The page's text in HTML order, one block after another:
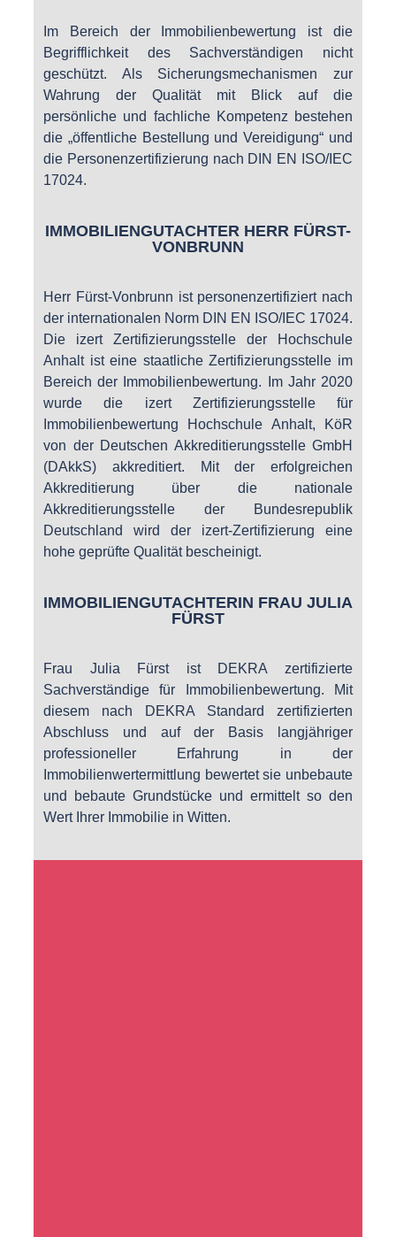
Im Bereich der Immobilienbewertung ist die
Begrifflichkeit des Sachverständigen nicht
geschützt. Als Sicherungsmechanismen zur
Wahrung der Qualität mit Blick auf die
persönliche und fachliche Kompetenz bestehen
die „öffentliche Bestellung und Vereidigung“ und
die Personenzertifizierung nach DIN EN ISO/IEC
17024.
IMMOBILIENGUTACHTER HERR FÜRST-
VONBRUNN
Herr Fürst-Vonbrunn ist personenzertifiziert nach
der internationalen Norm DIN EN ISO/IEC 17024.
Die izert Zertifizierungsstelle der Hochschule
Anhalt ist eine staatliche Zertifizierungsstelle im
Bereich der Immobilienbewertung. Im Jahr 2020
wurde die izert Zertifizierungsstelle für
Immobilienbewertung Hochschule Anhalt, KöR
von der Deutschen Akkreditierungsstelle GmbH
(DAkkS) akkreditiert. Mit der erfolgreichen
Akkreditierung über die nationale
Akkreditierungsstelle der Bundesrepublik
Deutschland wird der izert-Zertifizierung eine
hohe geprüfte Qualität bescheinigt.
IMMOBILIENGUTACHTERIN FRAU JULIA
FÜRST
Frau Julia Fürst ist DEKRA zertifizierte
Sachverständige für Immobilienbewertung. Mit
diesem nach DEKRA Standard zertifizierten
Abschluss und auf der Basis langjähriger
professioneller Erfahrung in der
Immobilienwertermittlung bewertet sie unbebaute
und bebaute Grundstücke und ermittelt so den
Wert Ihrer Immobilie in Witten.